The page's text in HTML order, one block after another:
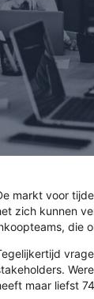
markt voor
zich kunnen
die
maar liefst